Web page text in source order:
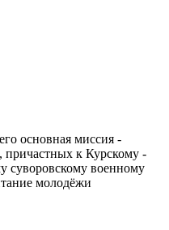
основная миссия -
к Курскому -
суворовскому военному
молодёжи